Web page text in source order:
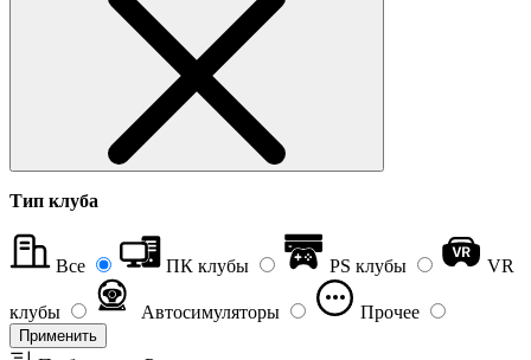
Тип клуба
Все ПК клубы PS клубы VR
клубы Автосимуляторы Прочее
Применить